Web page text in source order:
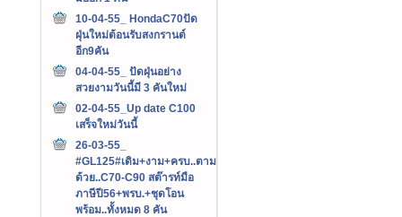
10-04-55_ HondaC70ปัด
ฝุ่นใหม่ต้อนรับสงกรานต์
อีก9คัน
04-04-55_ ปัดฝุ่นอย่าง
สวยงามวันนี้มี 3 คันใหม่
02-04-55_Up date C100
เสร็จใหม่วันนี้
26-03-55_
#GL125#เดิม+งาม+ครบ..ตาม
ด้วย..C70-C90 สต๊ารท์มือ
ภาษีปี56+พรบ.+ชุดโอน
พร้อม..ทั้งหมด 8 คัน